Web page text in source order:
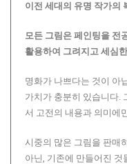
이전 세대의 유명 작가의
모든 그림은 페인팅을 전
활용하여 그려지고 세심
명화가 나쁘다는 것이 아
가치가 충분히 있습니다.
서 고전의 내용과 의미에
시중의 많은 그림을 판매
아닌, 기존에 만들어진 것